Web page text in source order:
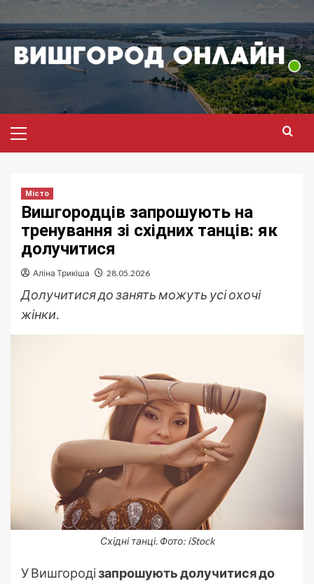
до
вмісту
меню
Місто
Вишгородців запрошують на
тренування зі східних танців: як
долучитися
Аліна Трикіша 28.05.2026
Долучитися до занять можуть усі охочі
жінки.
Східні танці. Фото: iStock
У Вишгородізапрошують долучитися до